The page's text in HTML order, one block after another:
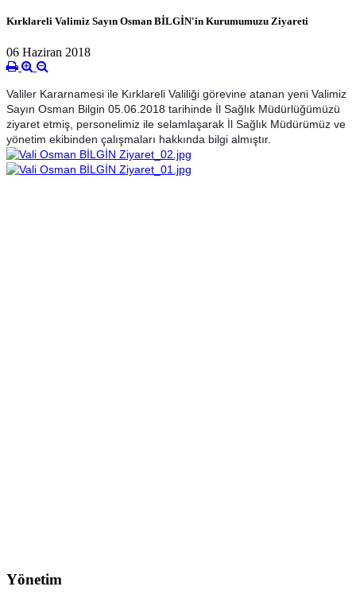
Kırklareli Valimiz Sayın Osman BİLGİN'in Kurumumuzu Ziyareti
06 Haziran 2018
Valiler Kararnamesi ile Kırklareli Valiliği görevine atanan yeni Valimiz
Sayın Osman Bilgin 05.06.2018 tarihinde İl Sağlık Müdürlüğümüzü
ziyaret etmiş, personelimiz ile selamlaşarak İl Sağlık Müdürümüz ve
yönetim ekibinden çalışmaları hakkında bilgi almıştır.
Yönetim